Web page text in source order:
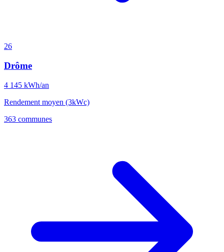
26
Drôme
4 145 kWh/an
Rendement moyen (3kWc)
363 communes